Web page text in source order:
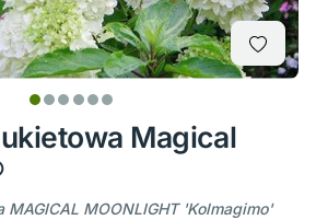
Magical
MOONLIGHT 'Kolmagimo'